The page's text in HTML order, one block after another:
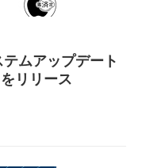
テムアップデート
をリリース